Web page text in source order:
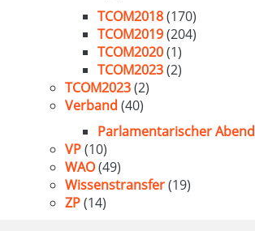
TCOM2018(170)
TCOM2019(204)
TCOM2020(1)
TCOM2023(2)
TCOM2023(2)
Verband (40)
Parlamentarischer Abend
VP(10)
WAO(49)
Wissenstransfer(19)
ZP(14)